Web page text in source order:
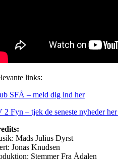
links:
SFÅ – meld dig ind her
2 Fyn – tjek de seneste nyheder her
Mads Julius Dyrst
Jonas Knudsen
Stemmer Fra Ådalen